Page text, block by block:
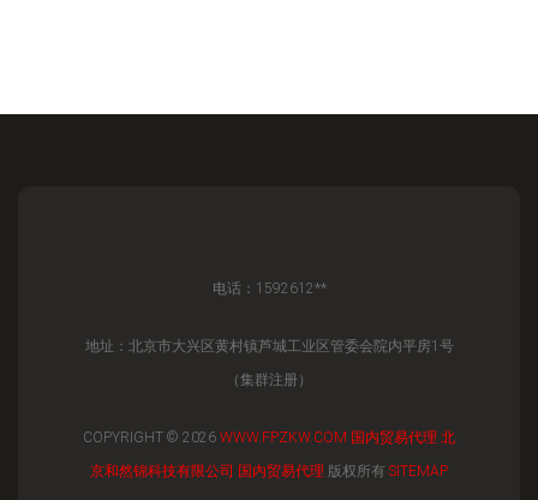
电话：1592612**
地址：北京市大兴区黄村镇芦城工业区管委会院内平房1号
（集群注册）
COPYRIGHT © 2026 WWW.FPZKW.COM 国内贸易代理 北
京和然锦科技有限公司 国内贸易代理 版权所有 SITEMAP